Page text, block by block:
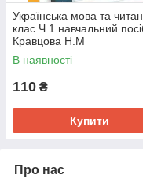
Українська мова та
клас Ч.1 навчальний
Кравцова Н.М
В наявності
110 ₴
Купити
Про нас